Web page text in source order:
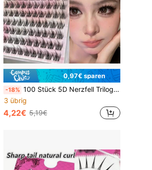
0,97€ sparen
-18% 100 Stück 5D Nerzfell Trilogy klebefreie künstliche Wimpern, einzelne Cluster segmentierte harte Stiele, tägliche gebogene Wimpern
3 übrig
4,22€ 5,19€